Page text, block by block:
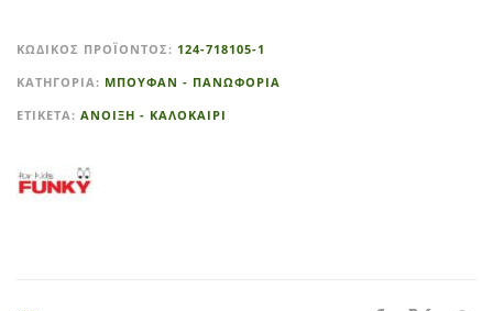
t
e
r
t
ΚΩΔΙΚΌΣ ΠΡΟΪΌΝΤΟΣ: 124-718105-1
ΚΑΤΗΓΟΡΊΑ: ΜΠΟΥΦΑΝ - ΠΑΝΩΦΟΡΙΑ
ΕΤΙΚΈΤΑ: ΑΝΟΙΞΗ - ΚΑΛΟΚΑΙΡΙ